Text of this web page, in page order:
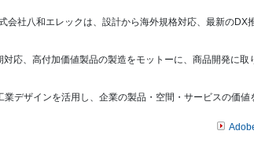
会社八和エレックは、設計から海外規格対応、最新のDX
応、高付加価値製品の製造をモットーに、商品開発に取
デザインを活用し、企業の製品・空間・サービスの価値